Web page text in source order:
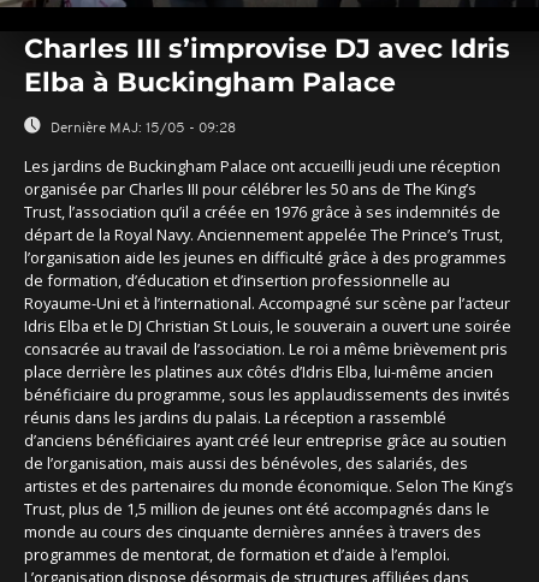
seconds
seconds
Charles III s’improvise DJ avec Idris
Elba à Buckingham Palace
Dernière MAJ: 15/05 - 09:28
Les jardins de Buckingham Palace ont accueilli jeudi une réception
organisée par Charles III pour célébrer les 50 ans de The King’s
Trust, l’association qu’il a créée en 1976 grâce à ses indemnités de
départ de la Royal Navy. Anciennement appelée The Prince’s Trust,
l’organisation aide les jeunes en difficulté grâce à des programmes
de formation, d’éducation et d’insertion professionnelle au
Royaume-Uni et à l’international. Accompagné sur scène par l’acteur
Idris Elba et le DJ Christian St Louis, le souverain a ouvert une soirée
consacrée au travail de l’association. Le roi a même brièvement pris
place derrière les platines aux côtés d’Idris Elba, lui-même ancien
bénéficiaire du programme, sous les applaudissements des invités
réunis dans les jardins du palais. La réception a rassemblé
d’anciens bénéficiaires ayant créé leur entreprise grâce au soutien
de l’organisation, mais aussi des bénévoles, des salariés, des
artistes et des partenaires du monde économique. Selon The King’s
Trust, plus de 1,5 million de jeunes ont été accompagnés dans le
monde au cours des cinquante dernières années à travers des
programmes de mentorat, de formation et d’aide à l’emploi.
L’organisation dispose désormais de structures affiliées dans